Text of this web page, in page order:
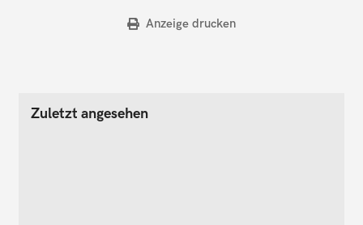
Anzeige drucken
Zuletzt angesehen